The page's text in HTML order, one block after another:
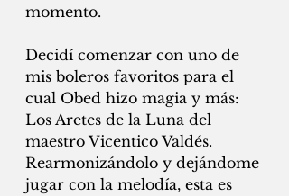
momento.
Decidí comenzar con uno de
mis boleros favoritos para el
cual Obed hizo magia y más:
Los Aretes de la Luna del
maestro Vicentico Valdés.
Rearmonizándolo y dejándome
jugar con la melodía, esta es